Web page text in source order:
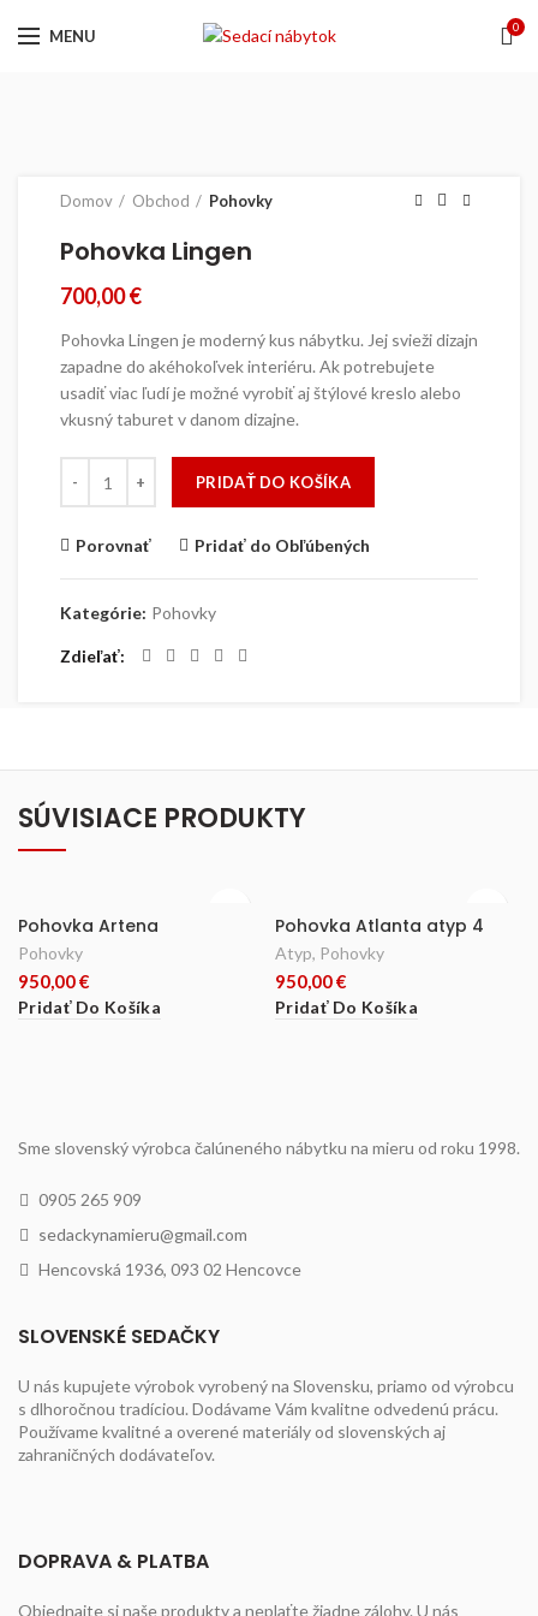
MENU 0
Domov Obchod Pohovky
Pohovka Lingen
700,00€
Pohovka Lingen je moderný kus nábytku. Jej svieži dizajn
zapadne do akéhokoľvek interiéru. Ak potrebujete
usadiť viac ľudí je možné vyrobiť aj štýlové kreslo alebo
vkusný taburet v danom dizajne.
množstvo Pohovka Lingen
PRIDAŤ DO KOŠÍKA
Porovnať Pridať do Obľúbených
Kategórie: Pohovky
Zdieľať
SÚVISIACE PRODUKTY
Pohovka Artena
Pohovky
950,00€
Pridať Do Košíka
Pohovka Atlanta atyp 4
Atyp, Pohovky
950,00€
Pridať Do Košíka
Sme slovenský výrobca čalúneného nábytku na mieru od roku 1998.
0905 265 909
sedackynamieru@gmail.com
Hencovská 1936, 093 02 Hencovce
SLOVENSKÉ SEDAČKY
U nás kupujete výrobok vyrobený na Slovensku, priamo od výrobcu
s dlhoročnou tradíciou. Dodávame Vám kvalitne odvedenú prácu.
Používame kvalitné a overené materiály od slovenských aj
zahraničných dodávateľov.
DOPRAVA & PLATBA
Objednajte si naše produkty a neplaťte žiadne zálohy. U nás